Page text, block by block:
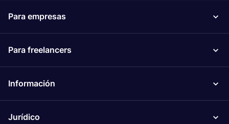
Para empresas
Para freelancers
Información
Jurídico